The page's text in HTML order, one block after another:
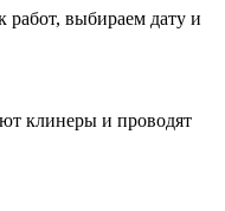
выбираем дату и
клинеры и проводят